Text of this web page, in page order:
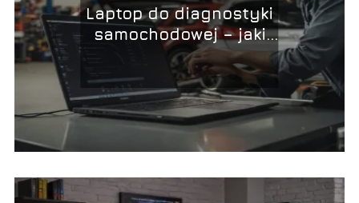
Laptop do diagnostyki
samochodowej – jaki
model wybrać?